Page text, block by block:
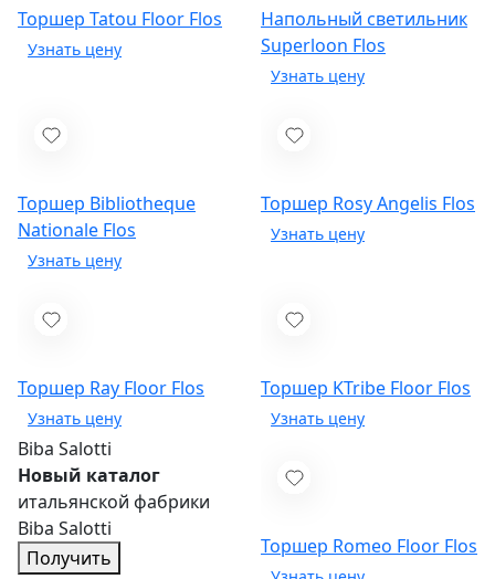
Торшер Tatou Floor Flos
Напольный светильник
Superloon Flos
Торшер Bibliotheque
Nationale Flos
Торшер Rosy Angelis Flos
Торшер Ray Floor Flos Торшер KTribe Floor Flos
Biba Salotti
Новый каталог
итальянской фабрики
Biba Salotti
Получить
Торшер Romeo Floor Flos